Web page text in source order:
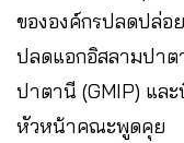
ขององค์กรปลดปล่อ
ปลดแอกอิสลามปาต
ปาตานี (GMIP) แล
หัวหน้าคณะพูดคุย